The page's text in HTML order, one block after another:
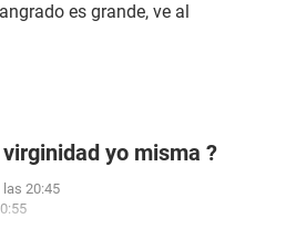
es grande, ve al
yo misma ?
las 20:45